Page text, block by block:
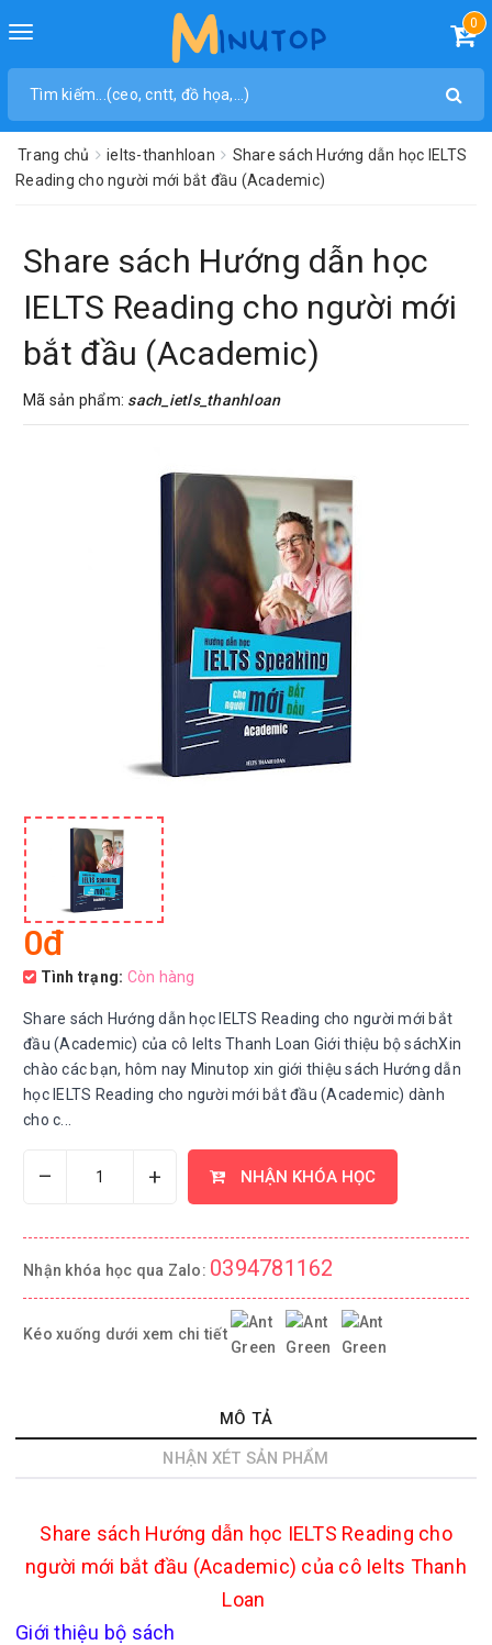
Toggle
0
Trang chủ ielts-thanhloan
Share sách Hướng dẫn học IELTS
Reading cho người mới bắt đầu (Academic)
Share sách Hướng dẫn học
IELTS Reading cho người mới
bắt đầu (Academic)
Mã sản phẩm: sach_ietls_thanhloan
0đ
Tình trạng: Còn hàng
Share sách Hướng dẫn học IELTS Reading cho người mới bắt
đầu (Academic) của cô Ielts Thanh Loan Giới thiệu bộ sáchXin
chào các bạn, hôm nay Minutop xin giới thiệu sách Hướng dẫn
học IELTS Reading cho người mới bắt đầu (Academic) dành
cho c...
– + NHẬN KHÓA HỌC
Nhận khóa học qua Zalo: 0394781162
Kéo xuống dưới xem chi tiết
MÔ TẢ
NHẬN XÉT SẢN PHẨM
Share sách Hướng dẫn học IELTS Reading cho
người mới bắt đầu (Academic) của cô Ielts Thanh
Loan
Giới thiệu bộ sách